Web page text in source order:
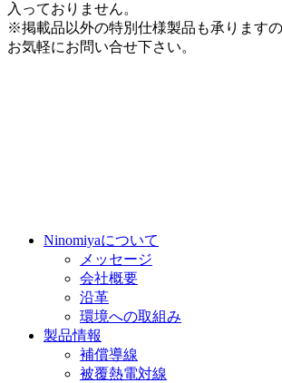
入っておりません。
※掲載品以外の特別仕様製品も承ります
お気軽にお問い合せ下さい。
Ninomiyaについて
メッセージ
会社概要
沿革
環境への取組み
製品情報
補償導線
被覆熱電対線